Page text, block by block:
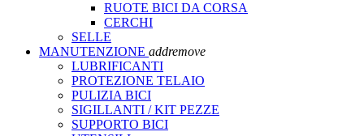
RUOTE BICI DA CORSA
CERCHI
SELLE
MANUTENZIONE addremove
LUBRIFICANTI
PROTEZIONE TELAIO
PULIZIA BICI
SIGILLANTI / KIT PEZZE
SUPPORTO BICI